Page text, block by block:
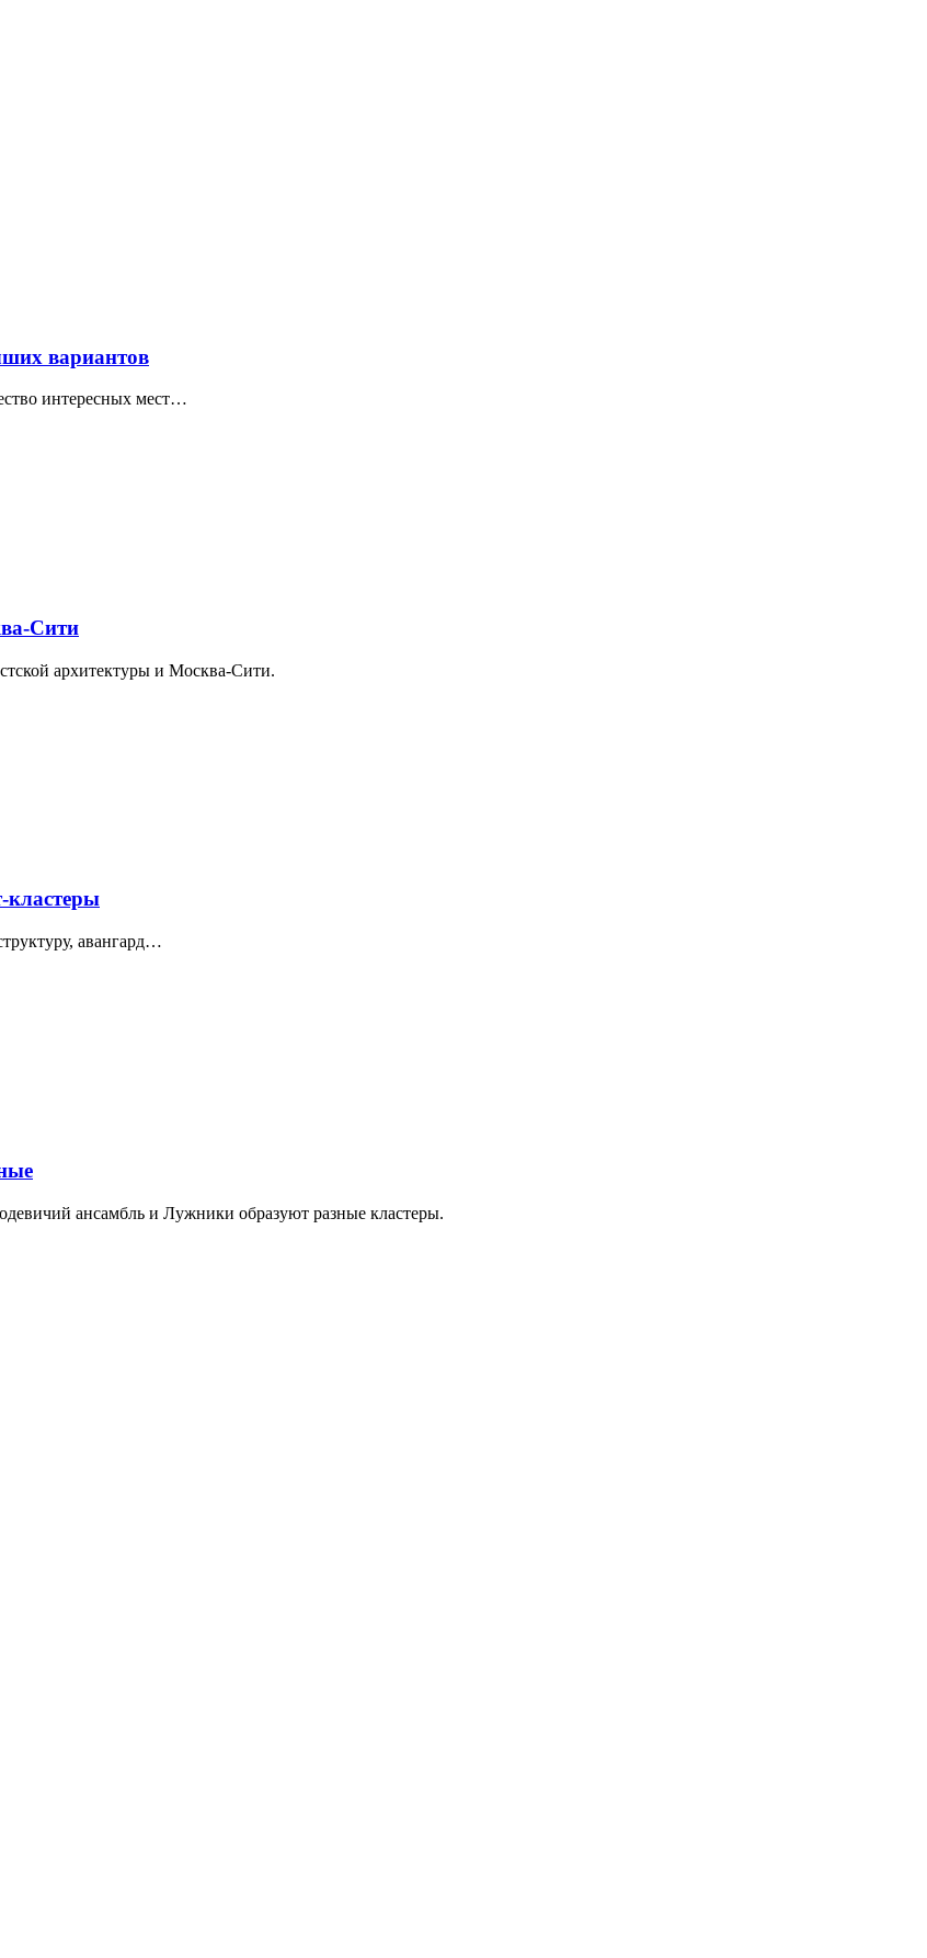
вариантов
интересных мест…
Сити
архитектуры и Москва-Сити.
кластеры
авангард…
ансамбль и Лужники образуют разные кластеры.